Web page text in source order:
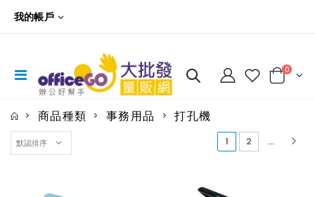
我的帳戶
0
商品種類 事務用品 打孔機
1 (current)
2 ...